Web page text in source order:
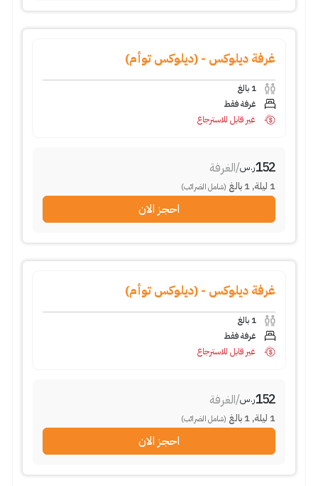
غرفة ديلوكس - (ديلوكس توأم)
1 بالغ
غرفة فقط
غير قابل للاسترجاع
152ر.س/الغرفة
1 ليلة,
1 بالغ (شامل الضرائب)
احجز الان
غرفة ديلوكس - (ديلوكس توأم)
1 بالغ
غرفة فقط
غير قابل للاسترجاع
152ر.س/الغرفة
1 ليلة,
1 بالغ (شامل الضرائب)
احجز الان